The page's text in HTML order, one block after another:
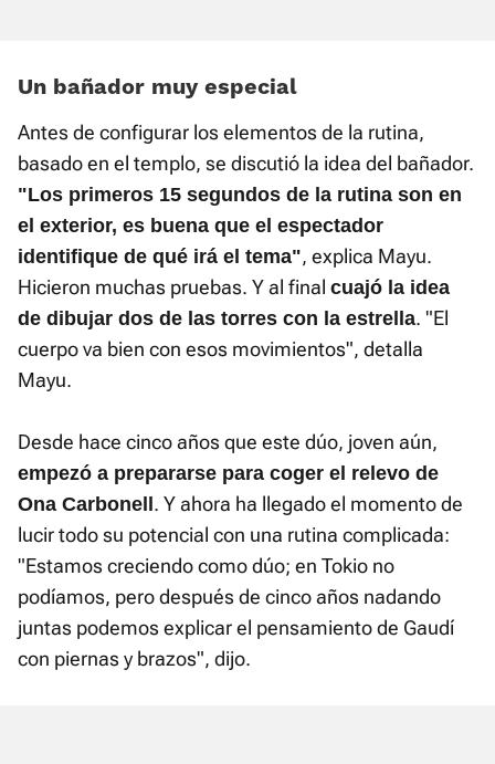
Un bañador muy especial
Antes de configurar los elementos de la rutina,
basado en el templo, se discutió la idea del bañador.
"Los primeros 15 segundos de la rutina son en
el exterior, es buena que el espectador
identifique de qué irá el tema", explica Mayu.
Hicieron muchas pruebas. Y al final cuajó la idea
de dibujar dos de las torres con la estrella. "El
cuerpo va bien con esos movimientos", detalla
Mayu.
Desde hace cinco años que este dúo, joven aún,
empezó a prepararse para coger el relevo de
Ona Carbonell . Y ahora ha llegado el momento de
lucir todo su potencial con una rutina complicada:
"Estamos creciendo como dúo; en Tokio no
podíamos, pero después de cinco años nadando
juntas podemos explicar el pensamiento de Gaudí
con piernas y brazos", dijo.